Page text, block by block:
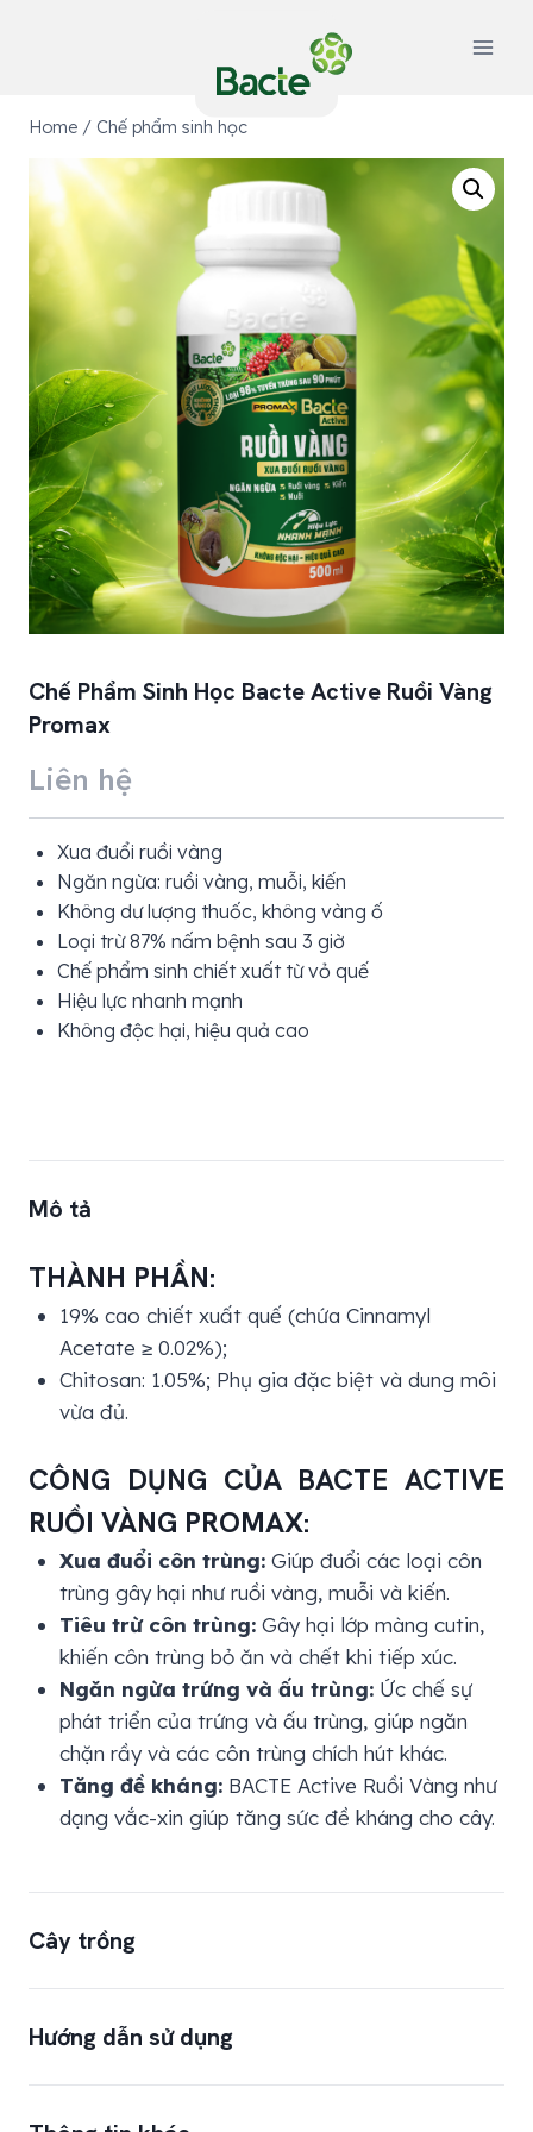
Home / Chế phẩm sinh học
Chế Phẩm Sinh Học Bacte Active Ruồi Vàng
Promax
Liên hệ
Xua đuổi ruồi vàng
Ngăn ngừa: ruồi vàng, muỗi, kiến
Không dư lượng thuốc, không vàng ố
Loại trừ 87% nấm bệnh sau 3 giờ
Chế phẩm sinh chiết xuất từ vỏ quế
Hiệu lực nhanh mạnh
Không độc hại, hiệu quả cao
Mô tả
THÀNH PHẦN:
19% cao chiết xuất quế (chứa Cinnamyl
Acetate ≥ 0.02%);
Chitosan: 1.05%; Phụ gia đặc biệt và dung môi
vừa đủ.
CÔNG DỤNG CỦA BACTE ACTIVE
RUỒI VÀNG PROMAX:
Xua đuổi côn trùng: Giúp đuổi các loại côn
trùng gây hại như ruồi vàng, muỗi và kiến.
Tiêu trừ côn trùng: Gây hại lớp màng cutin,
khiến côn trùng bỏ ăn và chết khi tiếp xúc.
Ngăn ngừa trứng và ấu trùng: Ức chế sự
phát triển của trứng và ấu trùng, giúp ngăn
chặn rầy và các côn trùng chích hút khác.
Tăng đề kháng: BACTE Active Ruồi Vàng như
dạng vắc-xin giúp tăng sức đề kháng cho cây.
Cây trồng
Bưởi, Na, Chôm chôm, Sầu riêng, Mãng cầu,
Hướng dẫn sử dụng